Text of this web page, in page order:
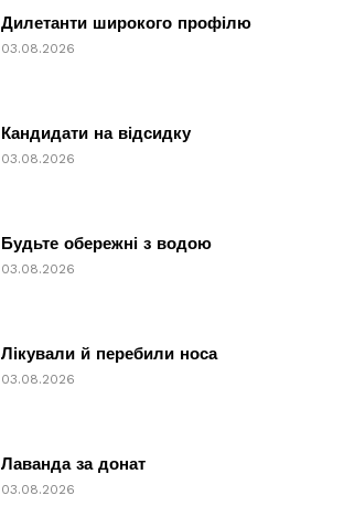
Дилетанти широкого профілю
03.08.2026
Кандидати на відсидку
03.08.2026
Будьте обережні з водою
03.08.2026
Лікували й перебили носа
03.08.2026
Лаванда за донат
03.08.2026